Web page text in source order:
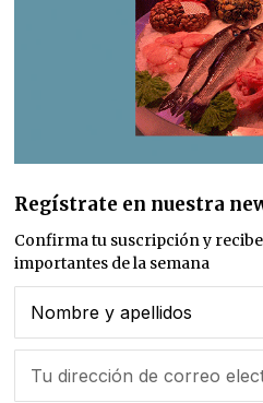
Regístrate en nuestra
Confirma tu suscripción y
importantes de la semana